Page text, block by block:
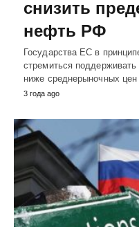
снизить
нефть РФ
Государства ЕС в
стремиться
ниже среднерыночных цен
3 года ago